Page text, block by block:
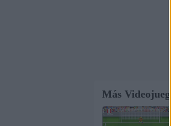
Más Videojuegos de